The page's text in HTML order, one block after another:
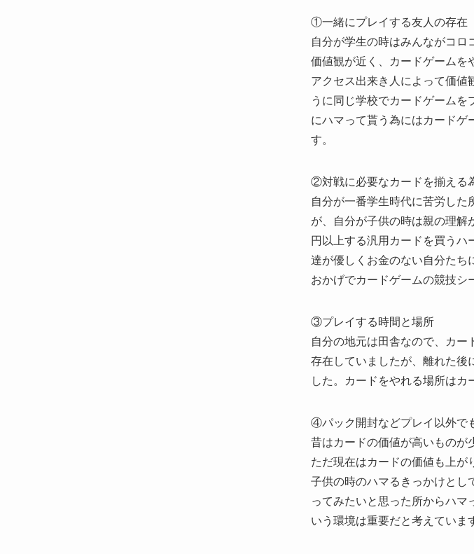
①一緒にプレイする友人の存在
自分が学生の時はみんながコ
価値観が近く、カードゲームを
アクセス出来き人によって価値
うに同じ学校でカードゲーム
にハマって貰う為にはカードゲ
す。
②対戦に必要なカードを揃える
自分が一番学生時代に苦労し
が、自分が子供の時は親の理解
円以上する汎用カードを買うハ
達が優しくお金のない自分たち
おかげでカードゲームの競技シ
③プレイする時間と場所
自分の地元は田舎なので、カー
存在していましたが、離れた後
した。カードをやれる場所はカ
④パック開封などプレイ以外で
昔はカードの価値が高いものが
ただ現在はカードの価値も上が
子供の時のハマるきっかけとし
ってみたいと思った所からハマ
いう環境は重要だと考えていま